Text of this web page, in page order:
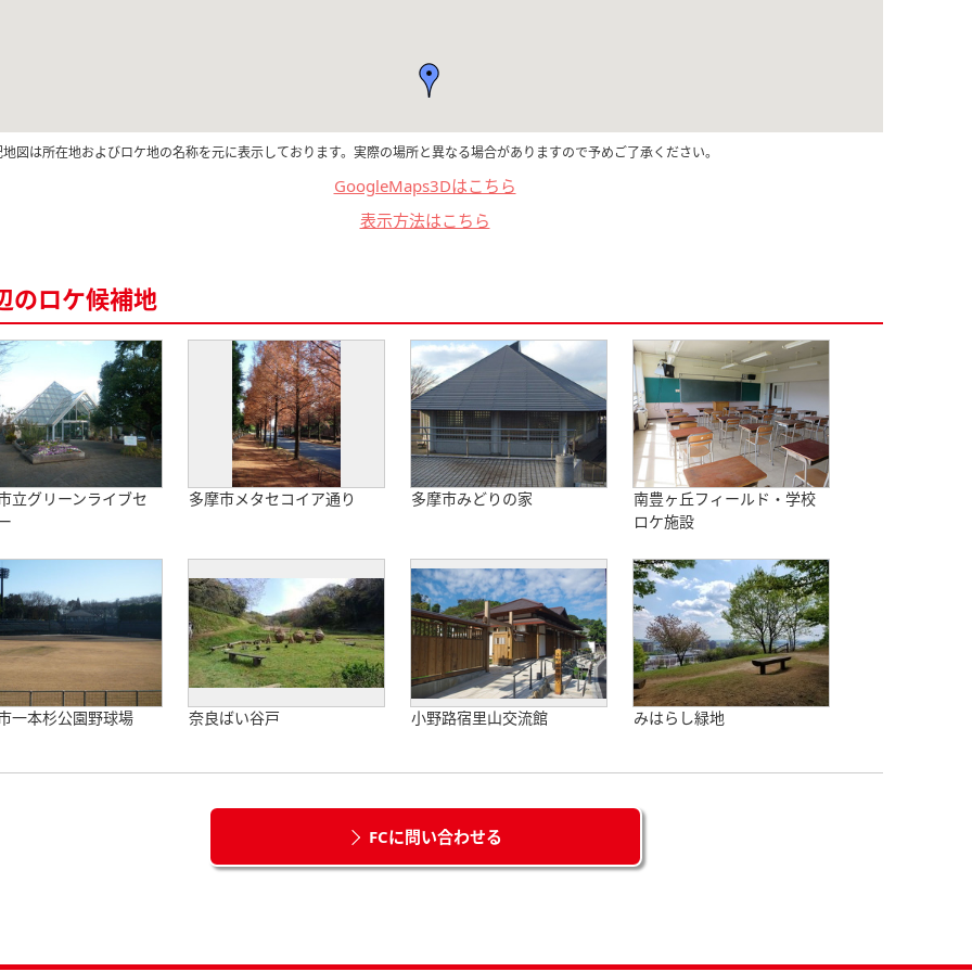
図は所在地およびロケ地の名称を元に表示しております。実際の場所と異なる場合がありますので予めご了承ください。
GoogleMaps3Dはこちら
表示方法はこちら
のロケ候補地
立グリーンライブセ
多摩市メタセコイア通り 多摩市みどりの家
南豊ヶ丘フィールド・学校
ロケ施設
一本杉公園野球場 奈良ばい谷戸 小野路宿里山交流館 みはらし緑地
FCに問い合わせる